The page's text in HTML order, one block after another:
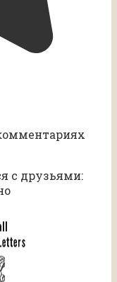
с друзьями: